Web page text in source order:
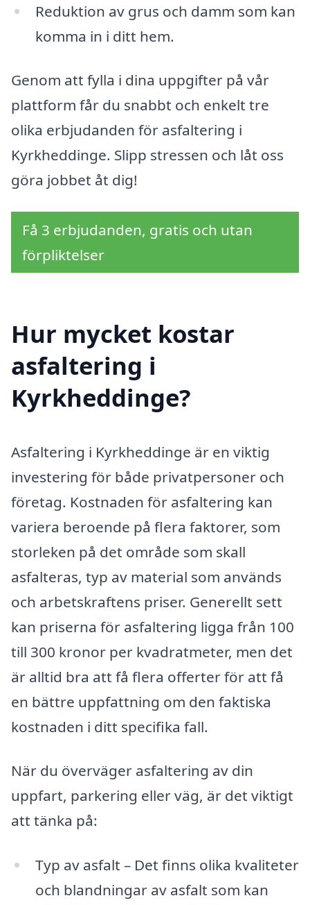
Reduktion av grus och damm som kan
komma in i ditt hem.
Genom att fylla i dina uppgifter på vår
plattform får du snabbt och enkelt tre
olika erbjudanden för asfaltering i
Kyrkheddinge. Slipp stressen och låt oss
göra jobbet åt dig!
Få 3 erbjudanden, gratis och utan
förpliktelser
Hur mycket kostar
asfaltering i
Kyrkheddinge?
Asfaltering i Kyrkheddinge är en viktig
investering för både privatpersoner och
företag. Kostnaden för asfaltering kan
variera beroende på flera faktorer, som
storleken på det område som skall
asfalteras, typ av material som används
och arbetskraftens priser. Generellt sett
kan priserna för asfaltering ligga från 100
till 300 kronor per kvadratmeter, men det
är alltid bra att få flera offerter för att få
en bättre uppfattning om den faktiska
kostnaden i ditt specifika fall.
När du överväger asfaltering av din
uppfart, parkering eller väg, är det viktigt
att tänka på:
Typ av asfalt – Det finns olika kvaliteter
och blandningar av asfalt som kan